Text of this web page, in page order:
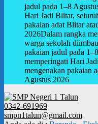
jadul pada 1–8
Hari Jadi Blitar,
pakaian adat Blitar
2026Dalam rangka
warga sekolah
pakaian jadul pada
memperingati Hari
mengenakan pakaian
Agustus 2026
0342-691969
smpn1talun@gmail.com